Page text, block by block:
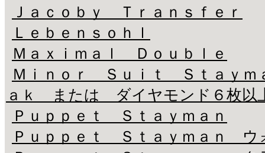
Ｊａｃｏｂｙ Ｔｒａｎｓｆｅｒ
Ｌｅｂｅｎｓｏｈｌ
Ｍａｘｉｍａｌ Ｄｏｕｂｌｅ
Ｍｉｎｏｒ Ｓｕｉｔ Ｓｔａｙ
ａｋ または ダイヤモンド６枚以
Ｐｕｐｐｅｔ Ｓｔａｙｍａｎ
Ｐｕｐｐｅｔ Ｓｔａｙｍａｎ ウ